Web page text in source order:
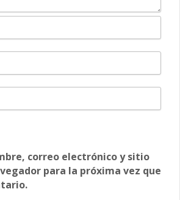
correo electrónico y sitio
para la próxima vez que